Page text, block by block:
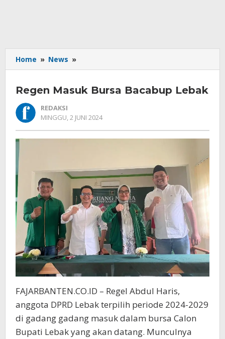
Home » News »
Masuk
Bacabup
Regen Masuk Bursa Bacabup Lebak
REDAKSI
MINGGU, 2 JUNI 2024
FAJARBANTEN.CO.ID – Regel Abdul Haris,
anggota DPRD Lebak terpilih periode 2024-2029
di gadang gadang masuk dalam bursa Calon
Bupati Lebak yang akan datang. Munculnya